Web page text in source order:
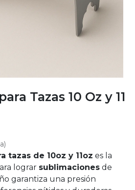
Tazas 10 Oz y 11
tazas de 10oz y 11oz es la
lograr sublimaciones de
garantiza una presión